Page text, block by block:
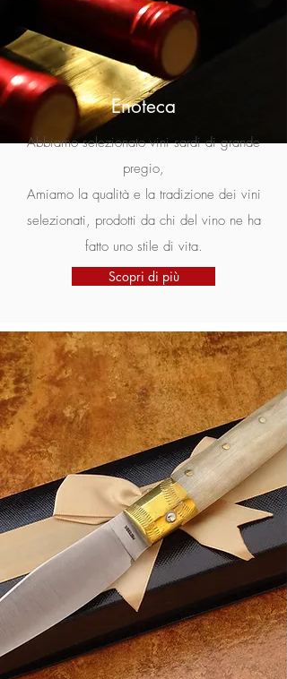
Enoteca
Abbiamo selezionato vini sardi di grande
pregio,
Amiamo la qualità e la tradizione dei vini
selezionati, prodotti da chi del vino ne ha
fatto uno stile di vita.
Scopri di più